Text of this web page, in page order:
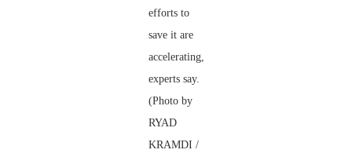
efforts to
save it are
accelerating,
experts say.
(Photo by
RYAD
KRAMDI /